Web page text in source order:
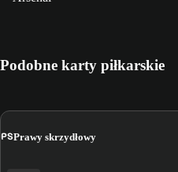
Podobne karty piłkarskie
PSPrawy skrzydłowy